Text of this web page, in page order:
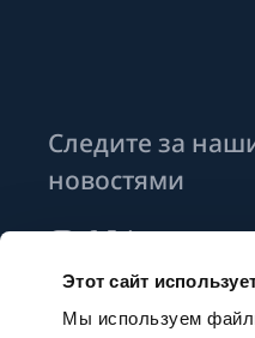
Этот сайт
Мы используем
Следите за
новостями
Подписаться на
рассылки